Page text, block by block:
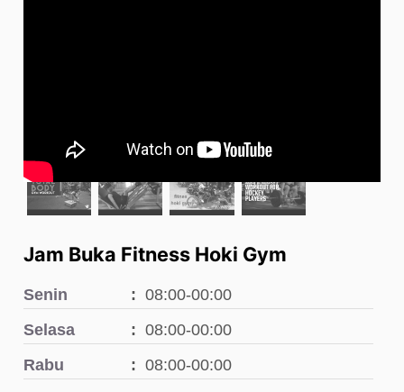
Jam Buka Fitness Hoki Gym
Senin
08:00-00:00
Selasa
08:00-00:00
Rabu
08:00-00:00